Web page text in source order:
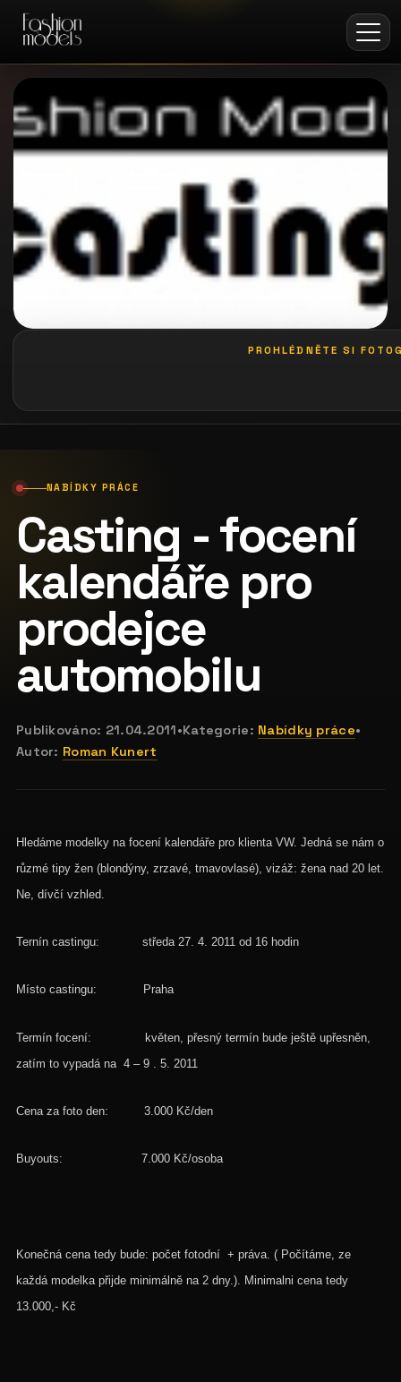
PROHLÉDNĚTE SI
NABÍDKY PRÁCE
Casting - focení
kalendáře pro
prodejce
automobilu
Publikováno: 21.04.2011•Kategorie: Nabídky práce•
Autor: Roman Kunert
Hledáme modelky na focení kalendáře pro klienta VW. Jedná se nám o
růzmé tipy žen (blondýny, zrzavé, tmavovlasé), vizáž: žena nad 20 let.
Ne, dívčí vzhled.
Ternín castingu: středa 27. 4. 2011 od 16 hodin
Místo castingu: Praha
Termín focení: květen, přesný termín bude ještě upřesněn,
zatím to vypadá na 4 – 9 . 5. 2011
Cena za foto den: 3.000 Kč/den
Buyouts: 7.000 Kč/osoba
Konečná cena tedy bude: počet fotodní + práva. ( Počítáme, ze
každá modelka přijde minimálně na 2 dny.). Minimalni cena tedy
13.000,- Kč